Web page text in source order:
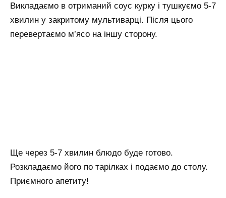
Викладаємо в отриманий соус курку і тушкуємо 5-7
хвилин у закритому мультиварці. Після цього
перевертаємо м’ясо на іншу сторону.
Ще через 5-7 хвилин блюдо буде готово.
Розкладаємо його по тарілках і подаємо до столу.
Приємного апетиту!